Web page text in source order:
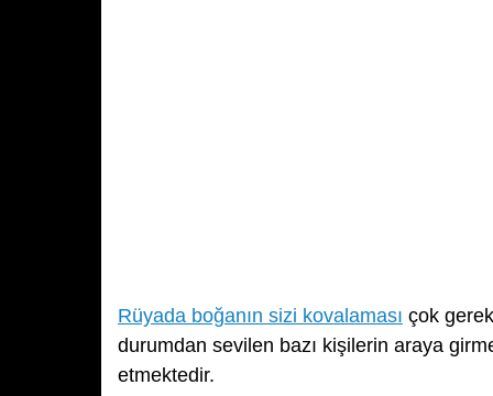
Rüyada boğanın sizi kovalaması çok
durumdan sevilen bazı kişilerin araya
etmektedir.